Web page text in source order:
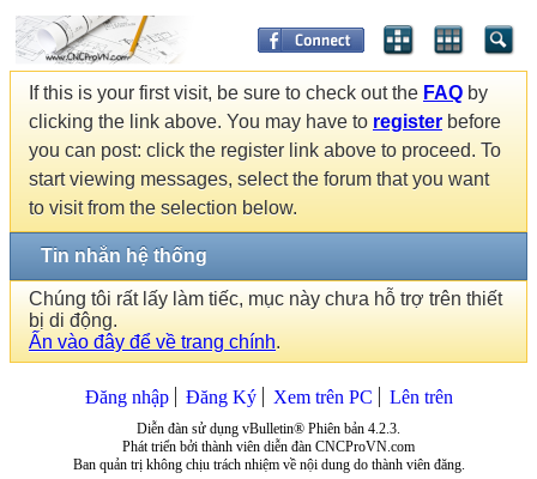
If this is your first visit, be sure to check out the FAQ by
clicking the link above. You may have to register before
you can post: click the register link above to proceed. To
start viewing messages, select the forum that you want
to visit from the selection below.
Tin nhắn hệ thống
Chúng tôi rất lấy làm tiếc, mục này chưa hỗ trợ trên thiết
bị di động.
Ấn vào đây để về trang chính.
Đăng nhập Đăng Ký Xem trên PC Lên trên
Diễn đàn sử dụng vBulletin® Phiên bản 4.2.3.
Phát triển bởi thành viên diễn đàn CNCProVN.com
Ban quản trị không chịu trách nhiệm về nội dung do thành viên đăng.